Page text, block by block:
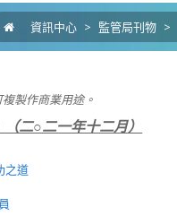
資訊中心 > 監管局刊物 >
製作商業用途。
（二○二一年十二月）
之道